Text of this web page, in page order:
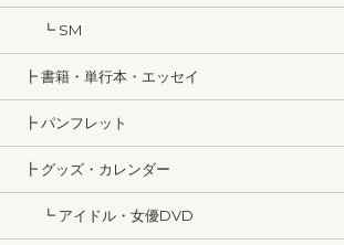
┗ SM
┣ 書籍・単行本・エッセイ
┣ パンフレット
┣ グッズ・カレンダー
┗ アイドル・女優DVD